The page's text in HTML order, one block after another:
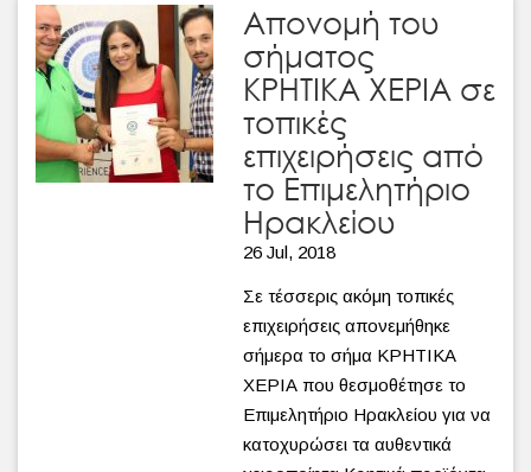
Απονομή του
σήματος
ΚΡΗΤΙΚΑ ΧΕΡΙΑ σε
τοπικές
επιχειρήσεις από
το Επιμελητήριο
Ηρακλείου
26 Jul, 2018
Σε τέσσερις ακόμη τοπικές
επιχειρήσεις απονεμήθηκε
σήμερα το σήμα ΚΡΗΤΙΚΑ
ΧΕΡΙΑ που θεσμοθέτησε το
Επιμελητήριο Ηρακλείου για να
κατοχυρώσει τα αυθεντικά